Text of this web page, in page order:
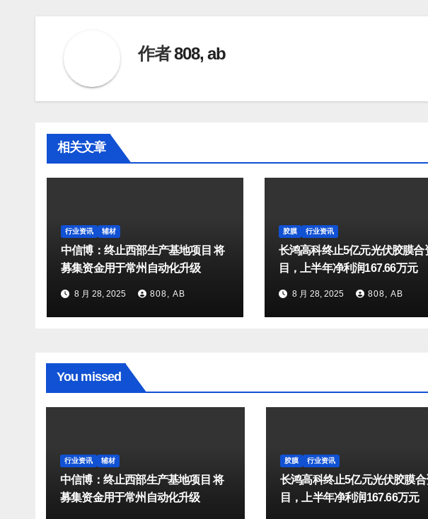
作者808, ab
相关文章
行业资讯 辅材
中信博：终止西部生产基地项目 将
募集资金用于常州自动化升级
8 月 28, 2025 808, AB
胶膜 行业资讯
长鸿高科终止5亿元光伏胶膜合
目，上半年净利润167.66万元
8 月 28, 2025 808, AB
You missed
行业资讯 辅材
中信博：终止西部生产基地项目 将
募集资金用于常州自动化升级
胶膜 行业资讯
长鸿高科终止5亿元光伏胶膜合
目，上半年净利润167.66万元